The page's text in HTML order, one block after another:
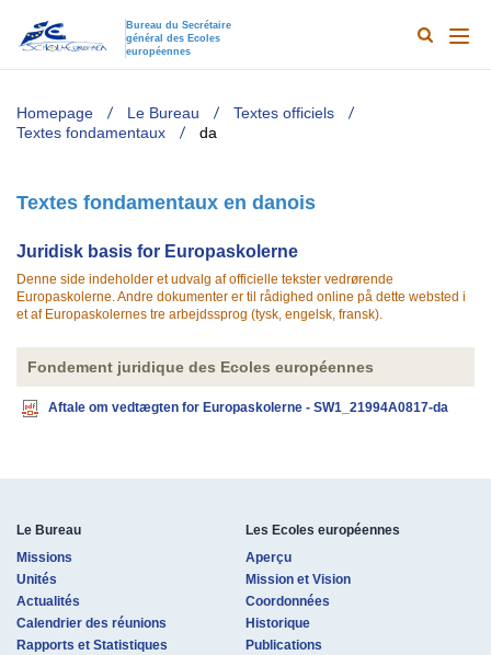
Bureau du Secrétaire
général des Ecoles
européennes
Main
TODO
Search
Homepage Le Bureau
Textes officiels
Textes fondamentaux
da
Textes fondamentaux en danois
​​Juridisk basis for Europaskolerne
Denne side indeholder et udvalg af officielle tekster vedrørende
Europaskolerne. Andre dokumenter er til rådighed online på dette websted i
et af Europaskolernes tre arbejdssprog (tysk, engelsk, fransk).
Fondement juridique des Ecoles européennes
Aftale om vedtægten for Europaskolerne - SW1_21994A0817-da
Le Bureau
Missions
Unités
Actualités
Calendrier des réunions
Rapports et Statistiques
Les Ecoles européennes
Aperçu
Mission et Vision
Coordonnées
Historique
Publications